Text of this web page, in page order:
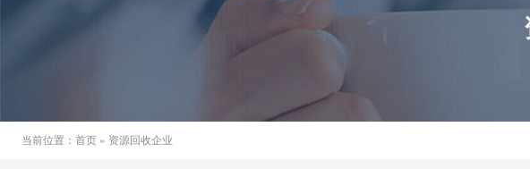
当前位置： 首页 » 资源回收企业